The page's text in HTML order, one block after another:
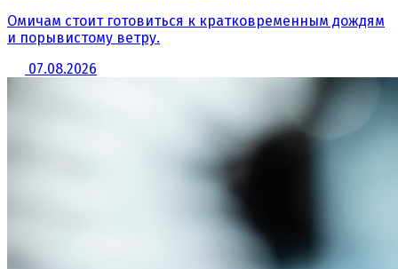
Омичам стоит готовиться к кратковременным дождям
и порывистому ветру.
07.08.2026